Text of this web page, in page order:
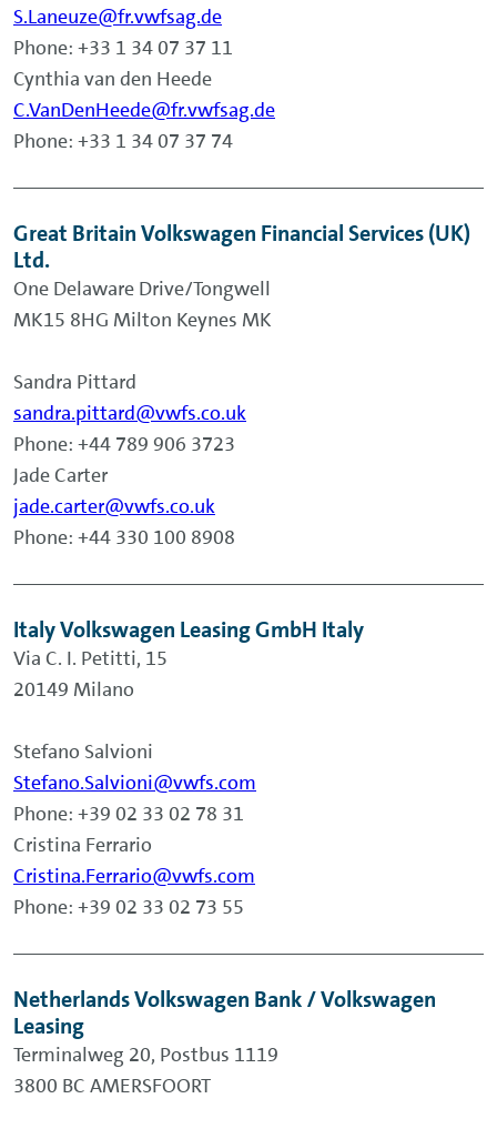
S.Laneuze@fr.vwfsag.de
Phone: +33 1 34 07 37 11
Cynthia van den Heede
C.VanDenHeede@fr.vwfsag.de
Phone: +33 1 34 07 37 74
Great Britain Volkswagen Financial Services (UK)
Ltd.
One Delaware Drive/Tongwell
MK15 8HG Milton Keynes MK
Sandra Pittard
sandra.pittard@vwfs.co.uk
Phone: +44 789 906 3723
Jade Carter
jade.carter@vwfs.co.uk
Phone: +44 330 100 8908
Italy Volkswagen Leasing GmbH Italy
Via C. I. Petitti, 15
20149 Milano
Stefano Salvioni
Stefano.Salvioni@vwfs.com
Phone: +39 02 33 02 78 31
Cristina Ferrario
Cristina.Ferrario@vwfs.com
Phone: +39 02 33 02 73 55
Netherlands Volkswagen Bank / Volkswagen
Leasing
Terminalweg 20, Postbus 1119
3800 BC AMERSFOORT